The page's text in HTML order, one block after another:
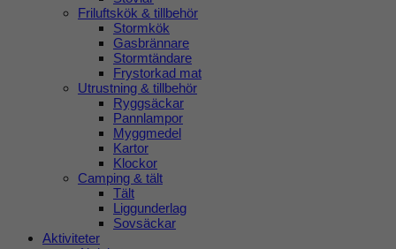
Friluftskök & tillbehör
Stormkök
Gasbrännare
Stormtändare
Frystorkad mat
Utrustning & tillbehör
Ryggsäckar
Pannlampor
Myggmedel
Kartor
Klockor
Camping & tält
Tält
Liggunderlag
Sovsäckar
Aktiviteter